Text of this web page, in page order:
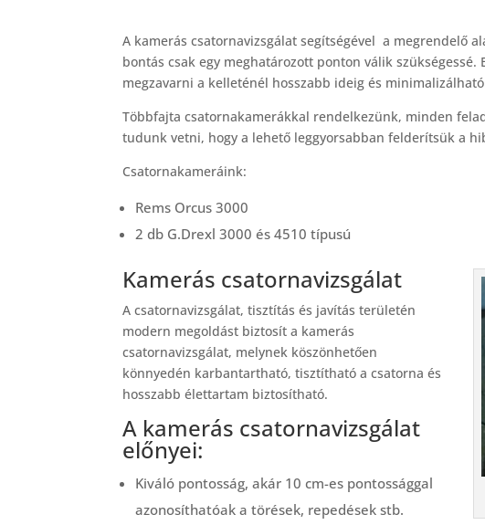
A kamerás csatornavizsgálat segítségével a megrendelő
bontás csak egy meghatározott ponton válik
megzavarni a kelleténél hosszabb ideig és
Többfajta csatornakamerákkal rendelkezünk, minden
tudunk vetni, hogy a lehető leggyorsabban felderítsük a
Csatornakameráink:
Rems Orcus 3000
2 db G.Drexl 3000 és 4510 típusú
Kamerás csatornavizsgálat
A csatornavizsgálat, tisztítás és javítás területén
modern megoldást biztosít a kamerás
csatornavizsgálat, melynek köszönhetően
könnyedén karbantartható, tisztítható a csatorna és
hosszabb élettartam biztosítható.
A kamerás csatornavizsgálat
előnyei:
Kiváló pontosság, akár 10 cm-es pontossággal
azonosíthatóak a törések, repedések stb.